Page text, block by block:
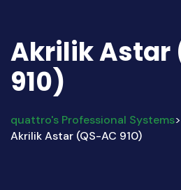
Akrilik Astar
910)
quattro's Professional Systems>
Akrilik Astar (QS-AC 910)